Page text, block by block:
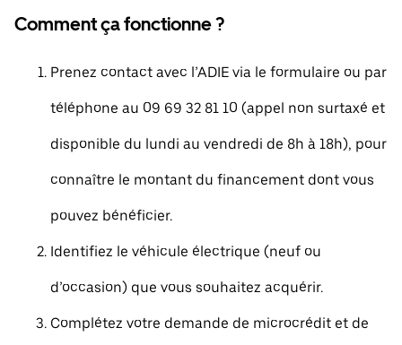
Comment ça fonctionne ?
Prenez contact avec l’ADIE via le formulaire ou par
téléphone au 09 69 32 81 10 (appel non surtaxé et
disponible du lundi au vendredi de 8h à 18h), pour
connaître le montant du financement dont vous
pouvez bénéficier.
Identifiez le véhicule électrique (neuf ou
d’occasion) que vous souhaitez acquérir.
Complétez votre demande de microcrédit et de